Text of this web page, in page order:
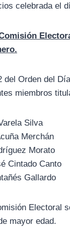
celebrada el
del Orden del
miembros
Silva
Merchán
Morato
Cintado Canto
Gallardo
Electoral
mayor edad.